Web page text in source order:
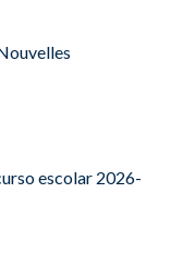
escolar 2026-